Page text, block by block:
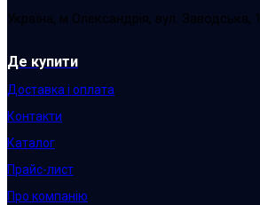
Україна, м Олександрія, вул. Заводська, 1
Де купити
Доставка і оплата
Контакти
Каталог
Прайс-лист
Про компанію